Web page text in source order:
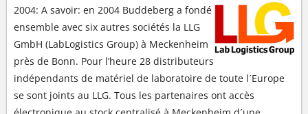
2004: A savoir: en 2004 Buddeberg a fondé
ensemble avec six autres sociétés la LLG
GmbH (LabLogistics Group) à Meckenheim
près de Bonn. Pour l’heure 28 distributeurs
indépendants de matériel de laboratoire de toute l´Europe
se sont joints au LLG. Tous les partenaires ont accès